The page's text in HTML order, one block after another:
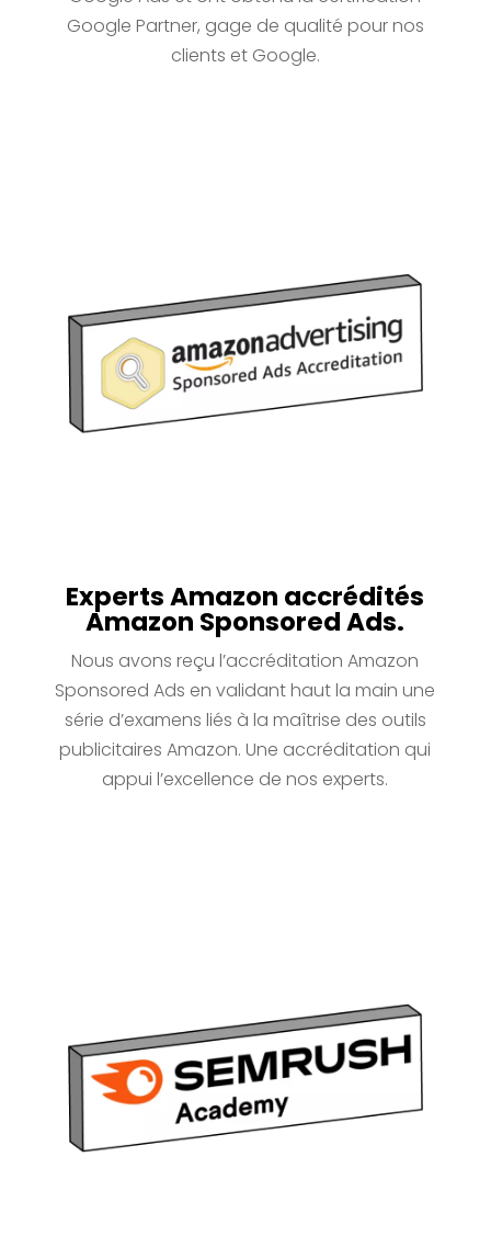
Google Partner, gage de qualité pour nos
clients et Google.
Experts Amazon accrédités
Amazon Sponsored Ads.
Nous avons reçu l’accréditation Amazon
Sponsored Ads en validant haut la main une
série d’examens liés à la maîtrise des outils
publicitaires Amazon. Une accréditation qui
appui l’excellence de nos experts.